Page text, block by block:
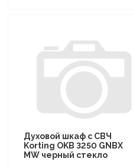
Духовой шкаф с СВЧ
Korting OKB 3250 GNBX
MW черный стекло